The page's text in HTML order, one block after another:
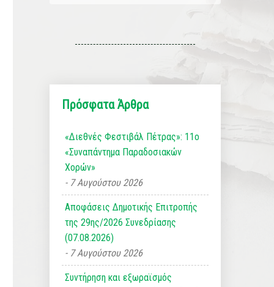
Πρόσφατα Άρθρα
«Διεθνές Φεστιβάλ Πέτρας»: 11ο
«Συναπάντημα Παραδοσιακών
Χορών»
7 Αυγούστου 2026
Αποφάσεις Δημοτικής Επιτροπής
της 29ης/2026 Συνεδρίασης
(07.08.2026)
7 Αυγούστου 2026
Συντήρηση και εξωραϊσμός